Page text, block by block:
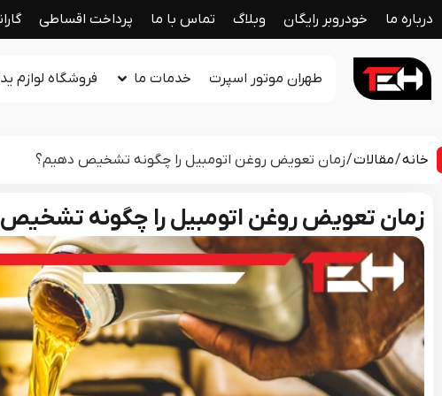
درباره ما خودروبر رایگان وبلاگ تماس با ما پرداخت اقساطی
طهران موتور اسپرت خدمات ما فروشگاه لوازم
خانه/مقالات/ زمان تعویض روغن اتومبیل را چگونه تشخیص دهیم؟
زمان تعویض روغن اتومبیل را چگونه